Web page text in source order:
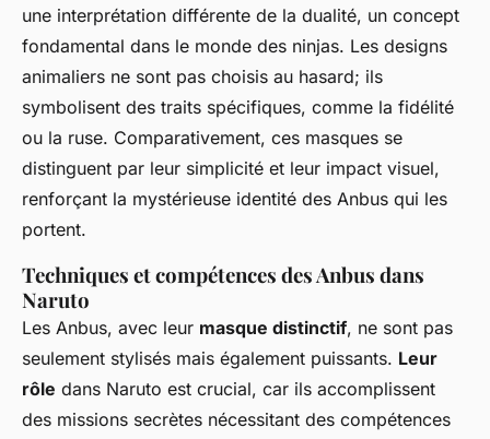
une interprétation différente de la dualité, un concept
fondamental dans le monde des ninjas. Les designs
animaliers ne sont pas choisis au hasard; ils
symbolisent des traits spécifiques, comme la fidélité
ou la ruse. Comparativement, ces masques se
distinguent par leur simplicité et leur impact visuel,
renforçant la mystérieuse identité des Anbus qui les
portent.
Techniques et compétences des Anbus dans
Naruto
Les Anbus, avec leur masque distinctif, ne sont pas
seulement stylisés mais également puissants. Leur
rôle dans Naruto est crucial, car ils accomplissent
des missions secrètes nécessitant des compétences